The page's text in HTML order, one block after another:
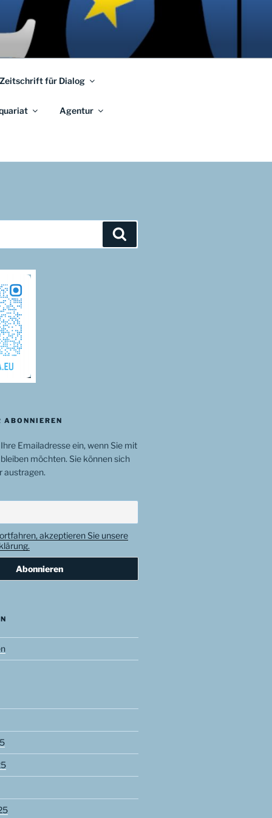
für Dialog
Agentur
ABONNIEREN
Emailadresse ein, wenn Sie mit
möchten. Sie können sich
austragen.
akzeptieren Sie unsere